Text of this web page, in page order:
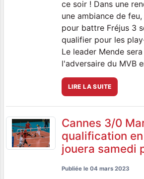
ce soir ! Dans une
une ambiance de
pour battre Fréjus 3
qualifier pour les
Le leader Mende
l'adversaire du MVB
LIRE LA SUITE
Cannes 3/0
qualification
jouera samedi
Publiée le 04 mars 2023